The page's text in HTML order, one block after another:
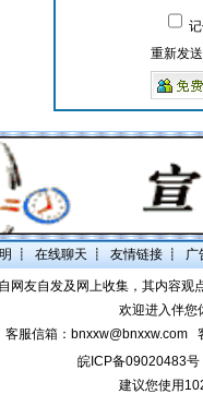
重新发
┋ 在线聊天 ┋ 友情链接 ┋ 广
网友自发及网上收集，其内容
欢迎进入伴您
客服信箱：bnxxw@bnxxw.com
皖ICP备09020483号
建议您使用